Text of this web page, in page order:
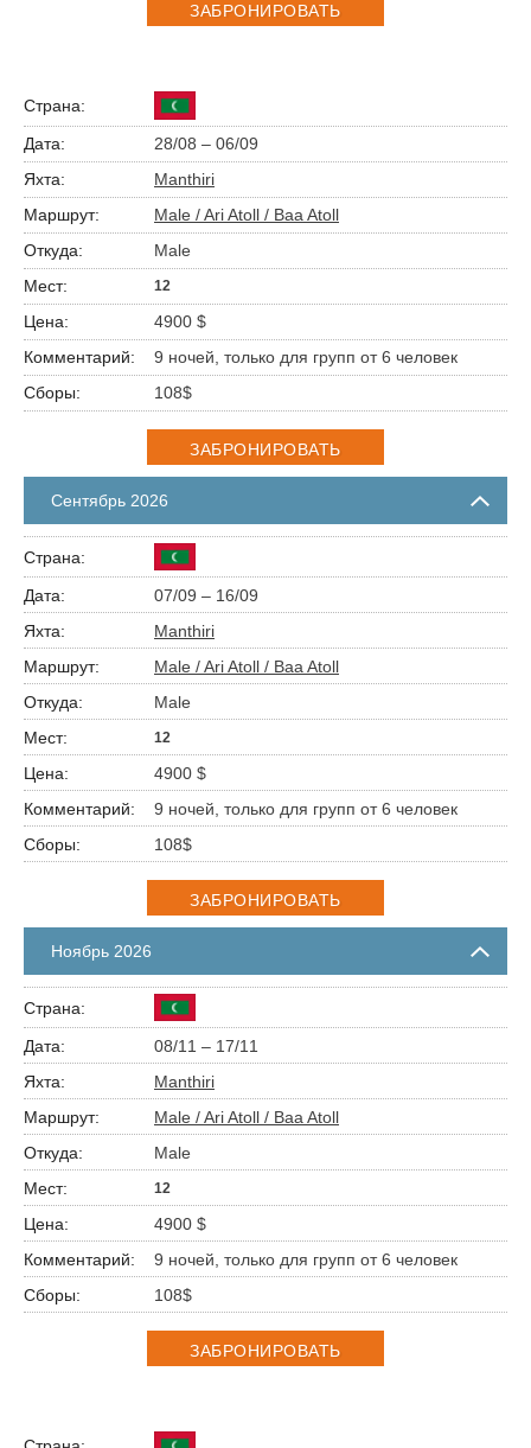
ЗАБРОНИРОВАТЬ
28/08 – 06/09
Manthiri
Male / Ari Atoll / Baa Atoll
Male
12
4900 $
9 ночей, только для групп от 6 человек
108$
ЗАБРОНИРОВАТЬ
Сентябрь 2026
07/09 – 16/09
Manthiri
Male / Ari Atoll / Baa Atoll
Male
12
4900 $
9 ночей, только для групп от 6 человек
108$
ЗАБРОНИРОВАТЬ
Ноябрь 2026
08/11 – 17/11
Manthiri
Male / Ari Atoll / Baa Atoll
Male
12
4900 $
9 ночей, только для групп от 6 человек
108$
ЗАБРОНИРОВАТЬ